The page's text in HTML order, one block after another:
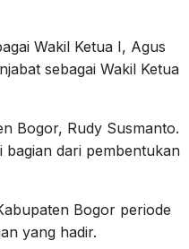
Wakil Ketua I, Agus
sebagai Wakil Ketua
Bogor, Rudy Susmanto.
bagian dari pembentukan
Bogor periode
yang hadir.